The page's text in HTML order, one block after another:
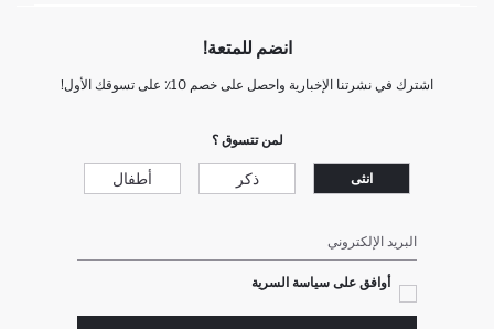
انضم للمتعة!
اشترك في نشرتنا الإخبارية واحصل على خصم 10٪ على تسوقك الأول!
لمن تتسوق ؟
انثى ذكر أطفال
البريد الإلكتروني
أوافق على سياسة السرية